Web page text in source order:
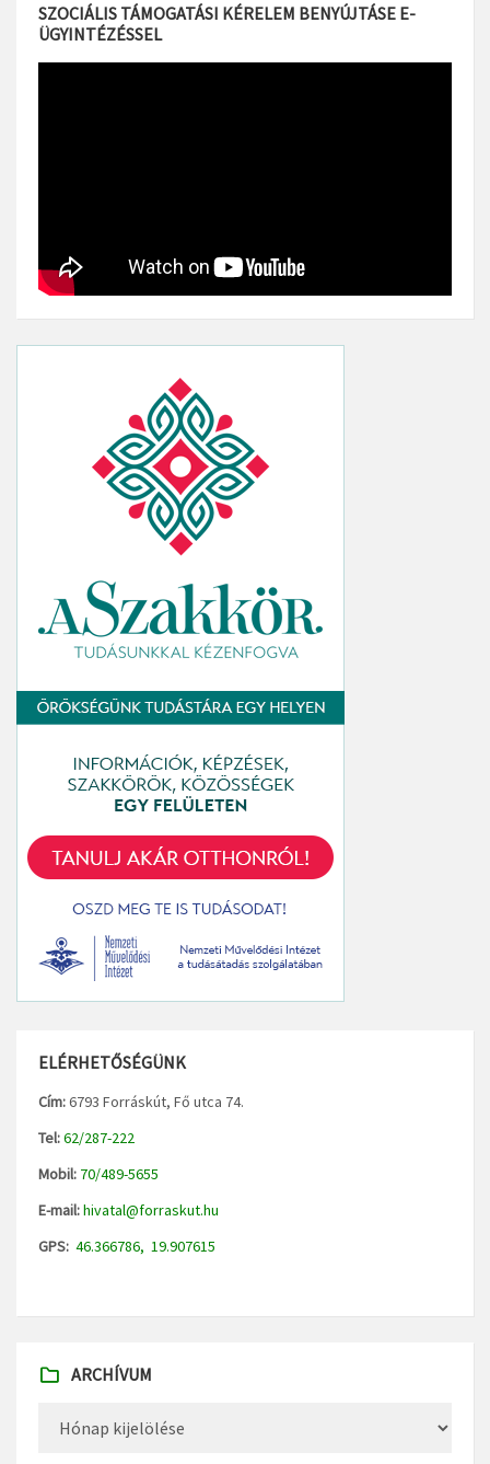
SZOCIÁLIS TÁMOGATÁSI KÉRELEM BENYÚJTÁSE E-
ÜGYINTÉZÉSSEL
ELÉRHETŐSÉGÜNK
Cím:6793 Forráskút, Fő utca 74.
Tel:62/287-222
Mobil: 70/489-5655
E-mail:hivatal@forraskut.hu
GPS: 46.366786, 19.907615
ARCHÍVUM